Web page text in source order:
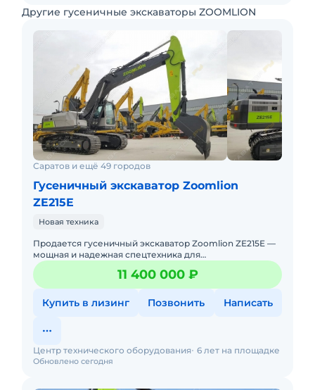
Другие гусеничные экскаваторы ZOOMLION
Саратов и ещё 49 городов
Гусеничный экскаватор Zoomlion
ZE215E
Новая техника
Продается гусеничный экскаватор Zoomlion ZE215E —
мощная и надежная спецтехника для
профессиональных строительных и землеройных
работ. Если вам нужен экскаватор
11 400 000 ₽
Купить в лизинг Позвонить Написать
Обновлено сегодня
Центр технического оборудования 6 лет на площадке